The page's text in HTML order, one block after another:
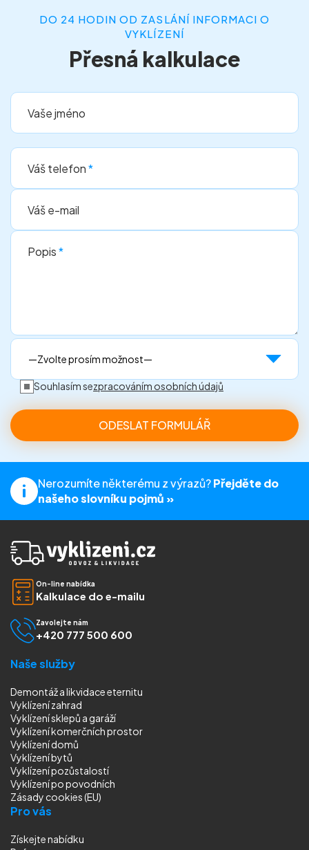
DO 24 HODIN OD ZASLÁNÍ INFORMACI O
VYKLÍZENÍ
Přesná kalkulace
Vaše jméno
Váš telefon*
Váš e-mail
Popis*
Souhlasím sezpracováním osobních údajů
Nerozumíte některému z výrazů?Přejděte do
našeho slovníku pojmů »
On-line nabídka
Kalkulace do e-mailu
Zavolejte nám
+420 777 500 600
Naše služby
Demontáž a likvidace eternitu
Vyklízení zahrad
Vyklízení sklepů a garáží
Vyklízení komerčních prostor
Vyklízení domů
Vyklízení bytů
Vyklízení pozůstalostí
Vyklízenípo povodních
Zásady cookies (EU)
Pro vás
Získejte nabídku